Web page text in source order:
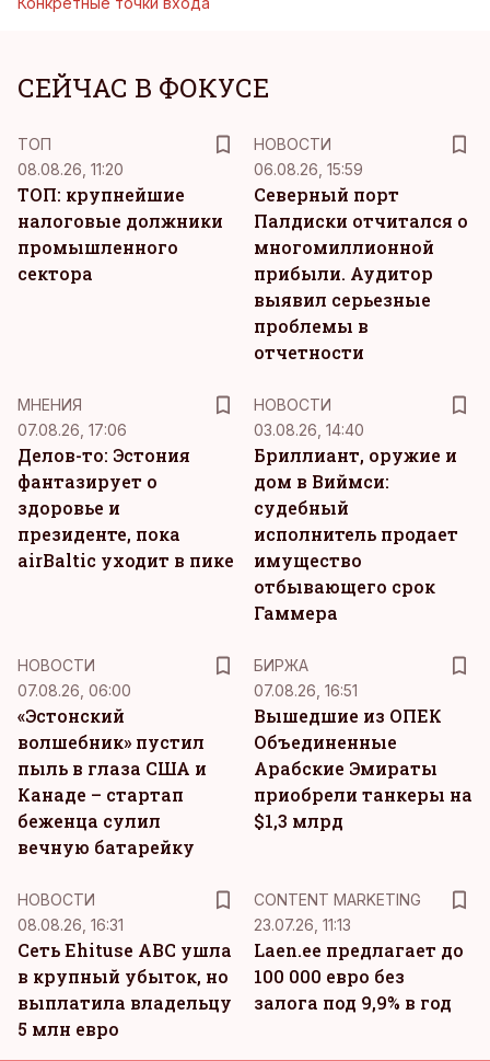
СЕЙЧАС В ФОКУСЕ
ТОП
08.08.26, 11:20
ТОП: крупнейшие
налоговые должники
промышленного
сектора
НОВОСТИ
06.08.26, 15:59
Северный порт
Палдиски отчитался о
многомиллионной
прибыли. Аудитор
выявил серьезные
проблемы в
отчетности
MНЕНИЯ
07.08.26, 17:06
Делов-то: Эстония
фантазирует о
здоровье и
президенте, пока
airBaltic уходит в пике
НОВОСТИ
03.08.26, 14:40
Бриллиант, оружие и
дом в Виймси:
судебный
исполнитель продает
имущество
отбывающего срок
Гаммера
НОВОСТИ
07.08.26, 06:00
«Эстонский
волшебник» пустил
пыль в глаза США и
Канаде – стартап
беженца сулил
вечную батарейку
БИРЖА
07.08.26, 16:51
Вышедшие из ОПЕК
Объединенные
Арабские Эмираты
приобрели танкеры на
$1,3 млрд
НОВОСТИ
08.08.26, 16:31
Сеть Ehituse ABC ушла
в крупный убыток, но
выплатила владельцу
5 млн евро
CONTENT MARKETING
23.07.26, 11:13
Laen.ee предлагает до
100 000 евро без
залога под 9,9% в год